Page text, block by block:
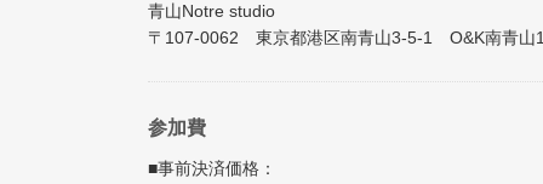
青山Notre studio
〒107-0062 東京都港区南青山3-5-1 O&K南青山
参加費
■事前決済価格：